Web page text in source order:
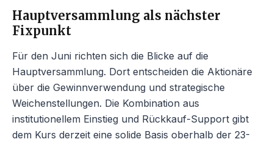
Hauptversammlung als nächster
Fixpunkt
Für den Juni richten sich die Blicke auf die
Hauptversammlung. Dort entscheiden die Aktionäre
über die Gewinnverwendung und strategische
Weichenstellungen. Die Kombination aus
institutionellem Einstieg und Rückkauf-Support gibt
dem Kurs derzeit eine solide Basis oberhalb der 23-